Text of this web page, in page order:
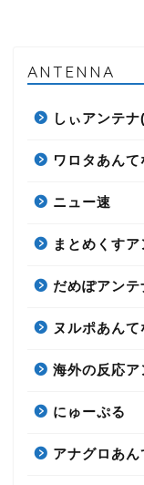
ANTENNA
しぃアンテ
ワロタあんて
ニュー速
まとめくすア
だめぽアンテ
ヌルポあんて
海外の反応ア
にゅーぷる
アナグロあん